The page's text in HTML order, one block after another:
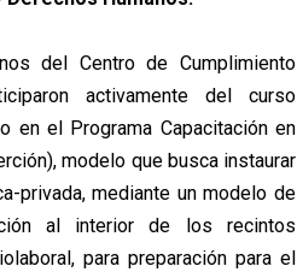
del Centro de Cumplimiento
activamente del curso
en el Programa Capacitación en
modelo que busca instaurar
privada, mediante un modelo de
al interior de los recintos
para preparación para el